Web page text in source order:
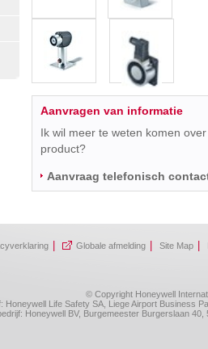
Aanvragen van informatie
Ik wil meer te weten komen
product?
Aanvraag telefonisch
Globale afmelding Site Map
© Copyright Honeywell
Honeywell Life Safety SA, Liege Airport Business
Honeywell BV, Burgemeester Burgerslaan